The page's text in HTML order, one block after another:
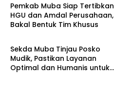
Pemkab Muba Siap Tertibkan
HGU dan Amdal Perusahaan,
Bakal Bentuk Tim Khusus
Musi Banyuasin
Sekda Muba Tinjau Posko
Mudik, Pastikan Layanan
Optimal dan Humanis untuk